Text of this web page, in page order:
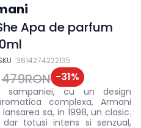
3614274222135
Apa de parfum
479RON -31%
cu un design
complexa, Armani
sa, in 1998, un clasic.
totusi intens si senzual,